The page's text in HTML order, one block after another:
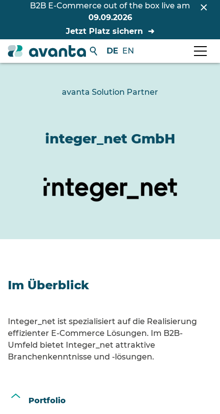
B2B E-Commerce out of the box live am
09.09.2026
Jetzt Platz sichern
DE EN
avanta Solution Partner
integer_net GmbH
Im Überblick
Integer_net ist spezialisiert auf die Realisierung
effizienter E-Commerce Lösungen. Im B2B-
Umfeld bietet Integer_net attraktive
Branchenkenntnisse und -lösungen.
Portfolio